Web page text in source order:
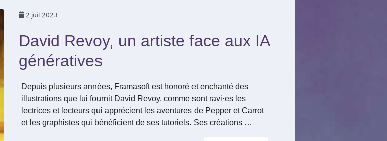
2 juil 2023
David Revoy, un artiste face aux IA
génératives
Depuis plusieurs années, Framasoft est honoré et enchanté des
illustrations que lui fournit David Revoy, comme sont ravi⋅es les
lectrices et lecteurs qui apprécient les aventures de Pepper et Carrot
et les graphistes qui bénéficient de ses tutoriels. Ses créations …